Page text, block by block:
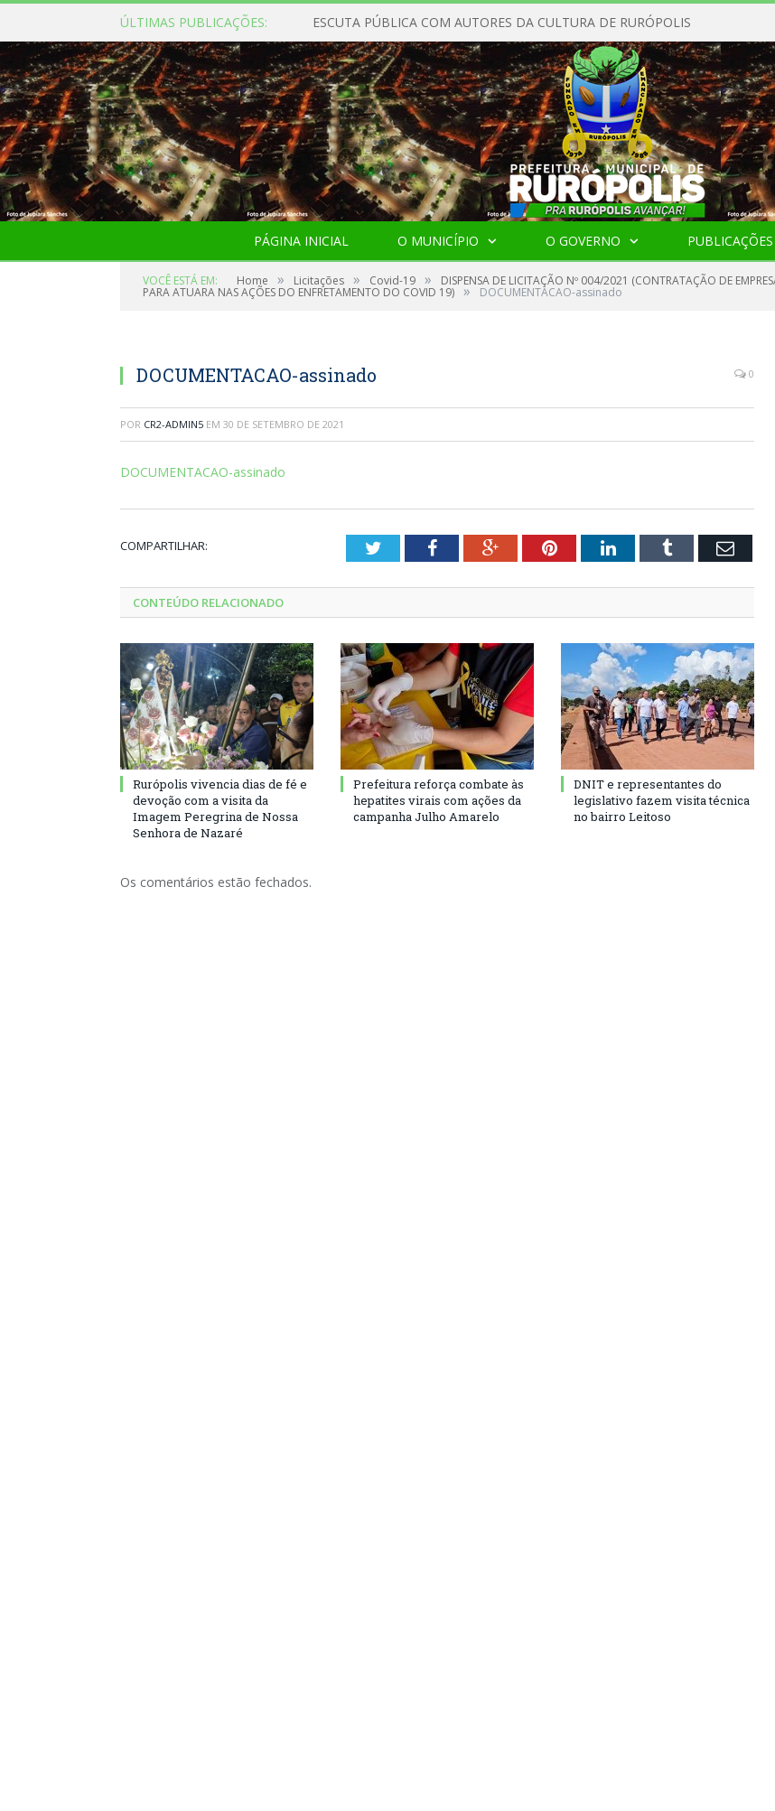
ÚLTIMAS PUBLICAÇÕES: ESCUTA PÚBLICA COM AUTORES DA CULTURA DE RURÓPOLIS
PÁGINA INICIAL O MUNICÍPIO O GOVERNO PUBLICAÇÕES
VOCÊ ESTÁ EM: Home » Licitações » Covid-19 » DISPENSA DE LICITAÇÃO Nº 004/2021 (CONTRATAÇÃO DE
PARA ATUARA NAS AÇÕES DO ENFRETAMENTO DO COVID 19) » DOCUMENTACAO-assinado
DOCUMENTACAO-assinado 0
POR CR2-ADMIN5 EM 30 DE SETEMBRO DE 2021
DOCUMENTACAO-assinado
COMPARTILHAR: TwitterFacebookGoogle+PinterestLinkedInTumblr Email
CONTEÚDO RELACIONADO
Rurópolis vivencia dias de fé e
devoção com a visita da
Imagem Peregrina de Nossa
Senhora de Nazaré
Prefeitura reforça combate às
hepatites virais com ações da
campanha Julho Amarelo
DNIT e representantes do
legislativo fazem visita técnica
no bairro Leitoso
Os comentários estão fechados.